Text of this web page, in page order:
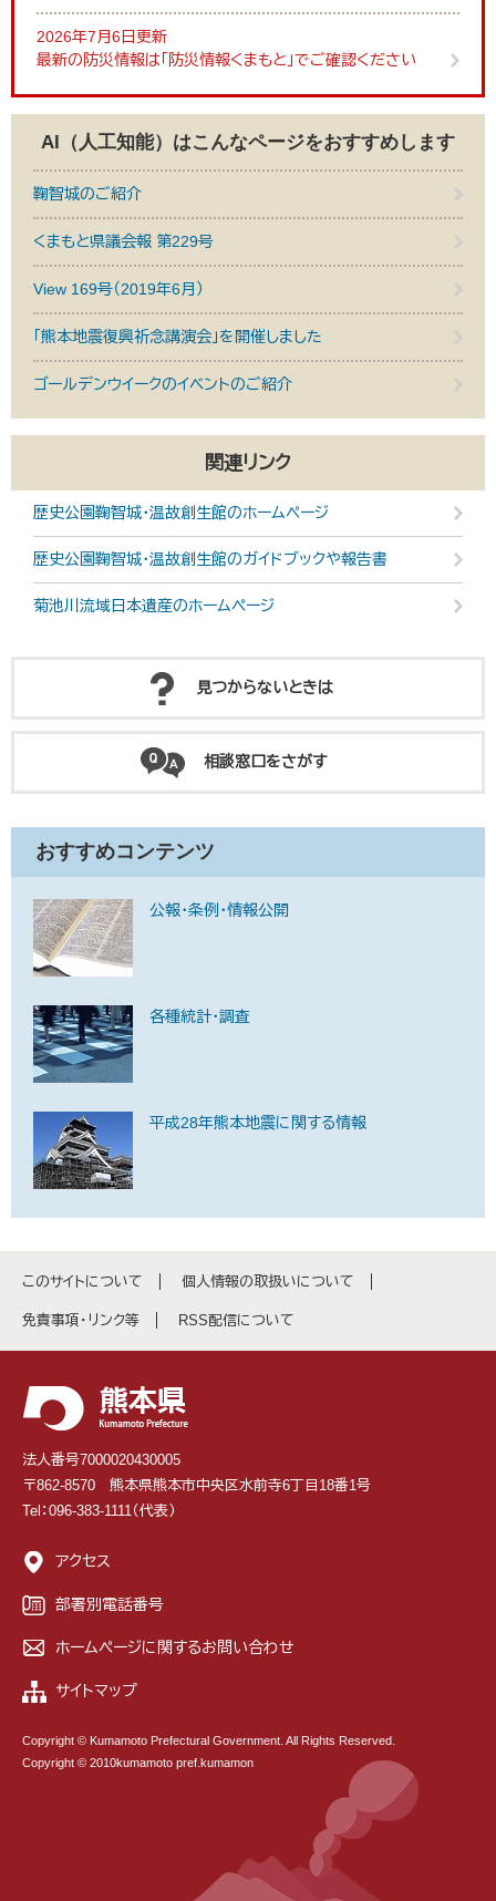
2026年7月6日更新
最新の防災情報は「防災情報くまもと」でご確認ください
AI（人工知能）はこんなページをおすすめします
鞠智城のご紹介
くまもと県議会報 第229号
View 169号（2019年6月）
「熊本地震復興祈念講演会」を開催しました
ゴールデンウイークのイベントのご紹介
関連リンク
歴史公園鞠智城・温故創生館のホームページ
歴史公園鞠智城・温故創生館のガイドブックや報告書
菊池川流域日本遺産のホームページ
見つからないときは
相談窓口をさがす
おすすめコンテンツ
公報・条例・情報公開
各種統計・調査
平成28年熊本地震に関する情報
このサイトについて 個人情報の取扱いについて
免責事項・リンク等 RSS配信について
法人番号7000020430005
〒862-8570 熊本県熊本市中央区水前寺6丁目18番1号
Tel：096-383-1111（代表）
アクセス
部署別電話番号
ホームページに関するお問い合わせ
サイトマップ
Copyright © Kumamoto Prefectural Government. All Rights Reserved.
Copyright © 2010kumamoto pref.kumamon